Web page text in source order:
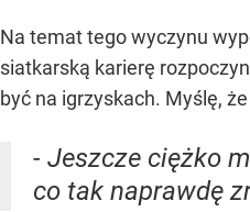
Na temat tego wyczynu
siatkarską karierę
być na igrzyskach. Myślę,
- Jeszcze ciężko
co tak naprawdę